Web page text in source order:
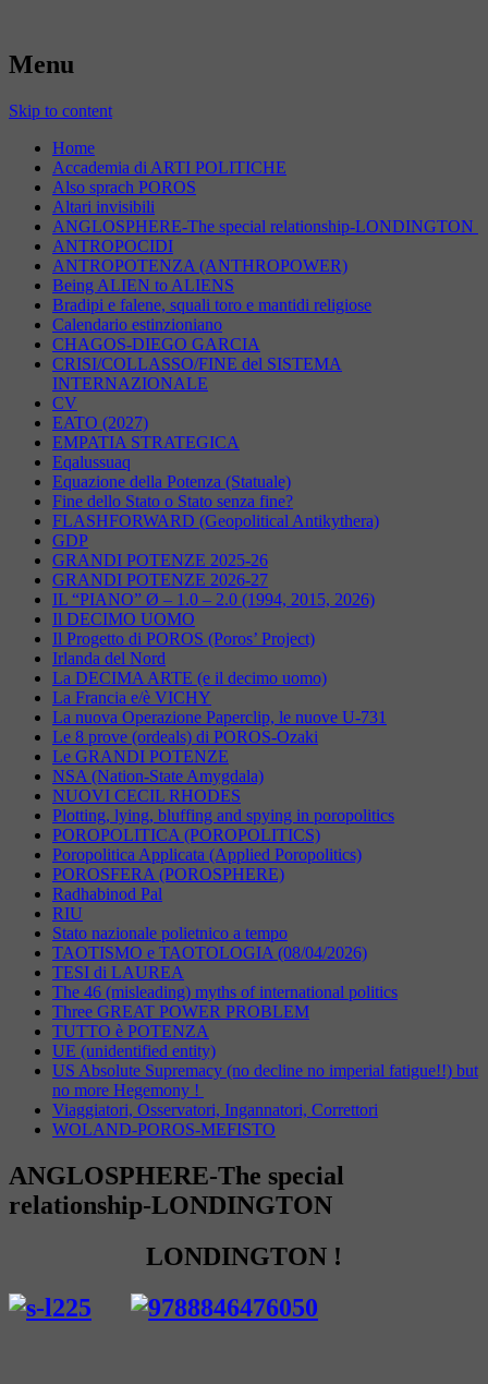
Menu
Skip to content
Home
Accademia di ARTI POLITICHE
Also sprach POROS
Altari invisibili
ANGLOSPHERE-The special relationship-LONDINGTON
ANTROPOCIDI
ANTROPOTENZA (ANTHROPOWER)
Being ALIEN to ALIENS
Bradipi e falene, squali toro e mantidi religiose
Calendario estinzioniano
CHAGOS-DIEGO GARCIA
CRISI/COLLASSO/FINE del SISTEMA
INTERNAZIONALE
CV
EATO (2027)
EMPATIA STRATEGICA
Eqalussuaq
Equazione della Potenza (Statuale)
Fine dello Stato o Stato senza fine?
FLASHFORWARD (Geopolitical Antikythera)
GDP
GRANDI POTENZE 2025-26
GRANDI POTENZE 2026-27
IL “PIANO” Ø – 1.0 – 2.0 (1994, 2015, 2026)
Il DECIMO UOMO
Il Progetto di POROS (Poros’ Project)
Irlanda del Nord
La DECIMA ARTE (e il decimo uomo)
La Francia e/è VICHY
La nuova Operazione Paperclip, le nuove U-731
Le 8 prove (ordeals) di POROS-Ozaki
Le GRANDI POTENZE
NSA (Nation-State Amygdala)
NUOVI CECIL RHODES
Plotting, lying, bluffing and spying in poropolitics
POROPOLITICA (POROPOLITICS)
Poropolitica Applicata (Applied Poropolitics)
POROSFERA (POROSPHERE)
Radhabinod Pal
RIU
Stato nazionale polietnico a tempo
TAOTISMO e TAOTOLOGIA (08/04/2026)
TESI di LAUREA
The 46 (misleading) myths of international politics
Three GREAT POWER PROBLEM
TUTTO è POTENZA
UE (unidentified entity)
US Absolute Supremacy (no decline no imperial fatigue!!) but
no more Hegemony !
Viaggiatori, Osservatori, Ingannatori, Correttori
WOLAND-POROS-MEFISTO
ANGLOSPHERE-The special
relationship-LONDINGTON
LONDINGTON !